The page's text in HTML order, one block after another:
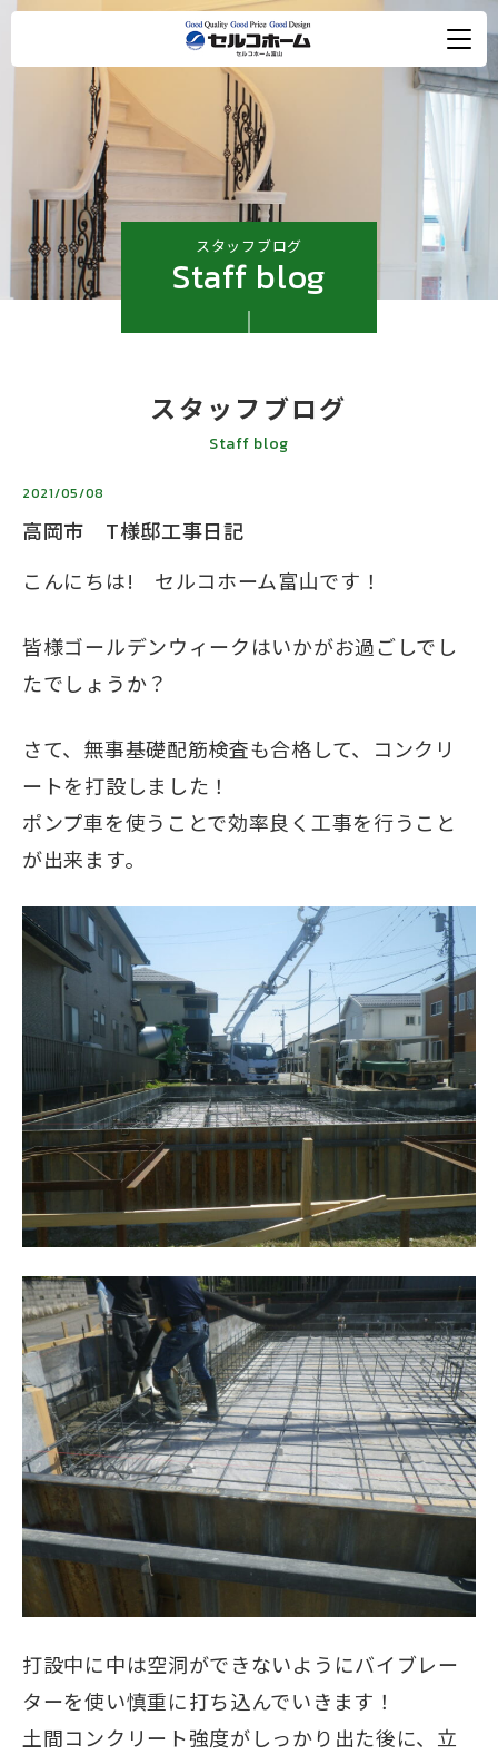
スタッフブログ
Staff blog
スタッフブログ
Staff blog
2021/05/08
高岡市 T様邸工事日記
こんにちは! セルコホーム富山です！
皆様ゴールデンウィークはいかがお過ごしでし
たでしょうか？
さて、無事基礎配筋検査も合格して、コンクリ
ートを打設しました！
ポンプ車を使うことで効率良く工事を行うこと
が出来ます。
打設中に中は空洞ができないようにバイブレー
ターを使い慎重に打ち込んでいきます！
土間コンクリート強度がしっかり出た後に、立